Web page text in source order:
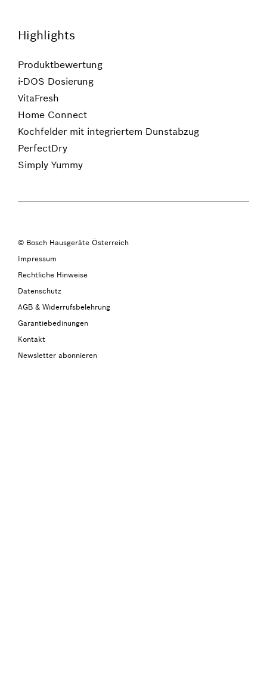
Highlights
Produktbewertung
i-DOS Dosierung
VitaFresh
Home Connect
Kochfelder mit integriertem Dunstabzug
PerfectDry
Simply Yummy
© Bosch Hausgeräte Österreich
Impressum
Rechtliche Hinweise
Datenschutz
AGB & Widerrufsbelehrung
Garantiebedinungen
Kontakt
Newsletter abonnieren